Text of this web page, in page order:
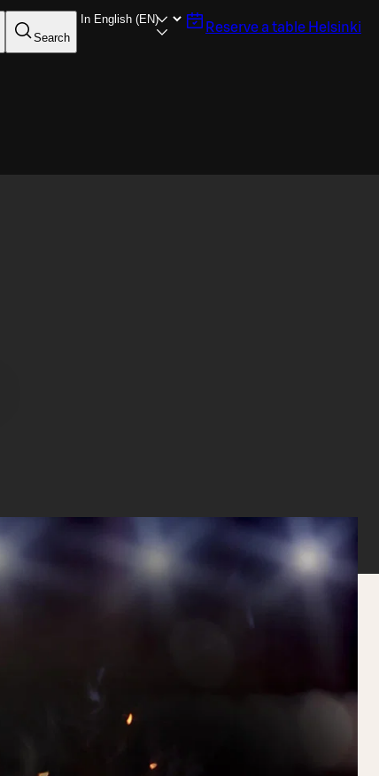
Search
Reserve a table Helsinki